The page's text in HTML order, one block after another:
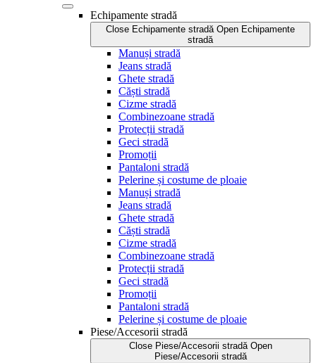
Echipamente stradă
Close Echipamente stradă Open Echipamente
stradă
Manuși stradă
Jeans stradă
Ghete stradă
Căști stradă
Cizme stradă
Combinezoane stradă
Protecții stradă
Geci stradă
Promoții
Pantaloni stradă
Pelerine și costume de ploaie
Manuși stradă
Jeans stradă
Ghete stradă
Căști stradă
Cizme stradă
Combinezoane stradă
Protecții stradă
Geci stradă
Promoții
Pantaloni stradă
Pelerine și costume de ploaie
Piese/Accesorii stradă
Close Piese/Accesorii stradă Open
Piese/Accesorii stradă